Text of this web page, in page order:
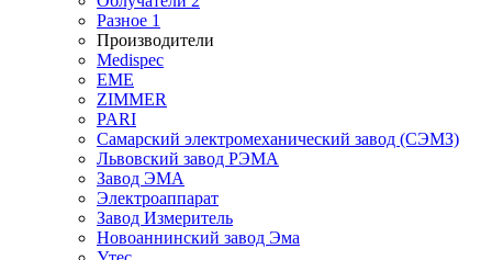
Разное 1
Производители
Medispec
EME
ZIMMER
PARI
Самарский электромеханический завод (СЭМЗ)
Львовский завод РЭМА
Завод ЭМА
Электроаппарат
Завод Измеритель
Новоаннинский завод Эма